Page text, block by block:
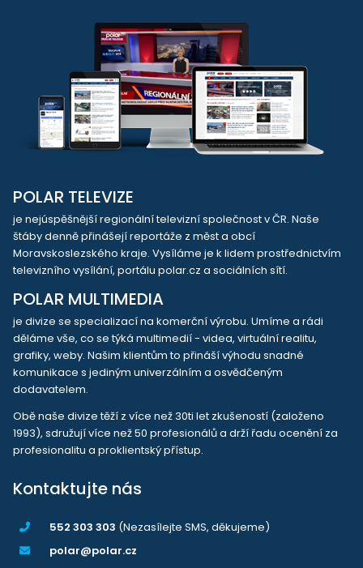
POLAR TELEVIZE
je nejúspěšnější regionální televizní společnost v ČR. Naše
štáby denně přinášejí reportáže z měst a obcí
Moravskoslezského kraje. Vysíláme je k lidem prostřednictvím
televizního vysílání, portálu polar.cz a sociálních sítí.
POLAR MULTIMEDIA
je divize se specializací na komerční výrobu. Umíme a rádi
děláme vše, co se týká multimedií - videa, virtuální realitu,
grafiky, weby. Našim klientům to přináší výhodu snadné
komunikace s jediným univerzálním a osvědčeným
dodavatelem.
Obě naše divize těží z více než 30ti let zkušeností (založeno
1993), sdružují více než 50 profesionálů a drží řadu ocenění za
profesionalitu a proklientský přístup.
Kontaktujte nás
552 303 303 (Nezasílejte SMS, děkujeme)
polar@polar.cz